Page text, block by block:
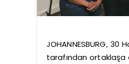
JOHANNESBURG,
tarafından ortaklaşa